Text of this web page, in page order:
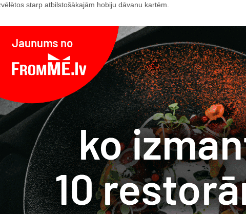
starp atbilstošākajām hobiju dāvanu kartēm.